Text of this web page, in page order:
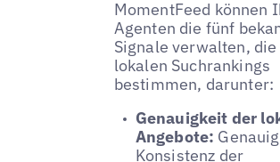
MomentFeed können
Agenten die fünf
Signale verwalten, die
lokalen Suchrankings
bestimmen, darunter:
Genauigkeit der
Angebote:
Konsistenz der